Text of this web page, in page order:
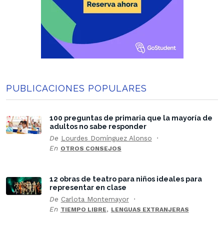
PUBLICACIONES POPULARES
100 preguntas de primaria que la mayoría de
adultos no sabe responder
De Lourdes Domínguez Alonso
En OTROS CONSEJOS
12 obras de teatro para niños ideales para
representar en clase
De Carlota Montemayor
En TIEMPO LIBRE, LENGUAS EXTRANJERAS